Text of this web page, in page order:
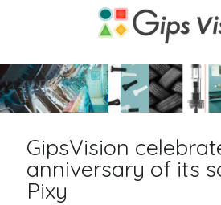
GipsVision
anniversary of its
Pixy